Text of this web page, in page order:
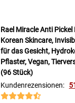
Rael Miracle Anti
Korean Skincare,
für das Gesicht,
Pflaster, Vegan,
(96 Stück)
Kundenrezensionen: